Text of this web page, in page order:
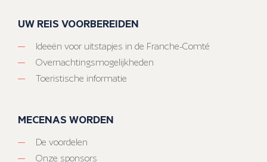
UW REIS VOORBEREIDEN
Ideeën voor uitstapjes in de Franche-Comté
Overnachtingsmogelijkheden
Toeristische informatie
MECENAS WORDEN
De voordelen
Onze sponsors